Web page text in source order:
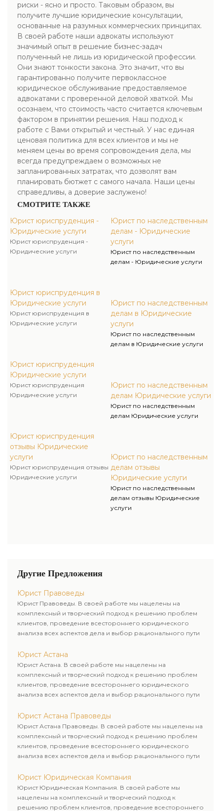
риски - ясно и просто. Таковым образом, вы
получите лучшие юридические консультации,
основанные на разумных коммерческих принципах.
В своей работе наши адвокаты используют
значимый опыт в решение бизнес-задач
полученный не лишь из юридической профессии.
Они знают тонкости закона. Это значит, что вы
гарантированно получите первоклассное
юридическое обслуживание предоставляемое
адвокатами с проверенной деловой хваткой. Мы
осознаем, что стоимость часто считается ключевым
фактором в принятии решения. Наш подход к
работе с Вами открытый и честный. У нас единая
ценовая политика для всех клиентов и мы не
меняем цены во время сопровождения дела, мы
всегда предупреждаем о возможных не
запланированных затратах, что дозволят вам
планировать бютжет с самого начала. Наши цены
справедливы, а доверие заслужено!
СМОТРИТЕ ТАКЖЕ
Юрист юриспруденция -
Юридические услуги
Юрист юриспруденция -
Юридические услуги
Юрист юриспруденция в
Юридические услуги
Юрист юриспруденция в
Юридические услуги
Юрист юриспруденция
Юридические услуги
Юрист юриспруденция
Юридические услуги
Юрист юриспруденция
отзывы Юридические
услуги
Юрист юриспруденция отзывы
Юридические услуги
Юрист по наследственным
делам - Юридические
услуги
Юрист по наследственным
делам - Юридические услуги
Юрист по наследственным
делам в Юридические
услуги
Юрист по наследственным
делам в Юридические услуги
Юрист по наследственным
делам Юридические услуги
Юрист по наследственным
делам Юридические услуги
Юрист по наследственным
делам отзывы
Юридические услуги
Юрист по наследственным
делам отзывы Юридические
услуги
Другие Предложения
Юрист Правоведы
Юрист Правоведы. В своей работе мы нацелены на
комплексный и творческий подход к решению проблем
клиентов, проведение всестороннего юридического
анализа всех аспектов дела и выбор рационального пути
Юрист Астана
Юрист Астана. В своей работе мы нацелены на
комплексный и творческий подход к решению проблем
клиентов, проведение всестороннего юридического
анализа всех аспектов дела и выбор рационального пути
Юрист Астана Правоведы
Юрист Астана Правоведы. В своей работе мы нацелены на
комплексный и творческий подход к решению проблем
клиентов, проведение всестороннего юридического
анализа всех аспектов дела и выбор рационального пути
Юрист Юридическая Компания
Юрист Юридическая Компания. В своей работе мы
нацелены на комплексный и творческий подход к
решению проблем клиентов, проведение всестороннего